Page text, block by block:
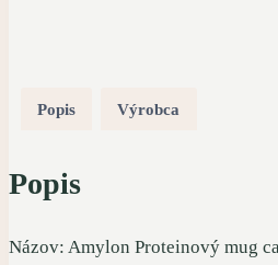
Popis Výrobca
Popis
Názov: Amylon Proteinový mug